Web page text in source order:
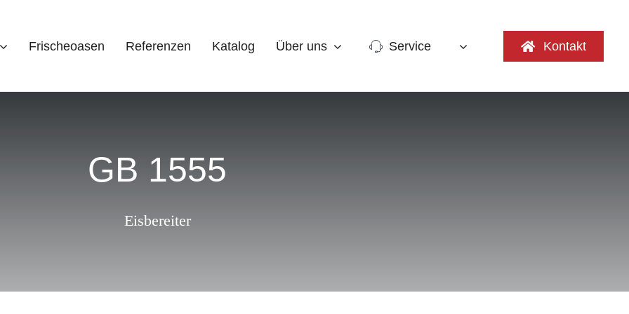
Frischeoasen Referenzen Katalog Über uns Service Kontakt
GB 1555
Eisbereiter